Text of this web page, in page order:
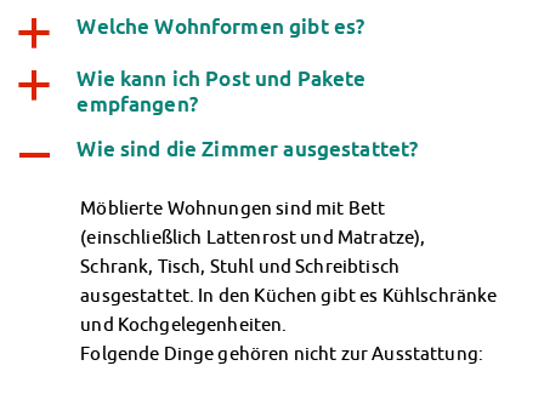
AnsprechpartnerInnen
Impressum
Datenschutzerklärung
Erklärung zur Barrierefreiheit
a Welche Wohnformen gibt es?
a
Wie kann ich Post und Pakete
empfangen?
A Wie sind die Zimmer ausgestattet?
Möblierte Wohnungen sind mit Bett
(einschließlich Lattenrost und Matratze),
Schrank, Tisch, Stuhl und Schreibtisch
ausgestattet. In den Küchen gibt es Kühlschränke
und Kochgelegenheiten.
Folgende Dinge gehören nicht zur Ausstattung: